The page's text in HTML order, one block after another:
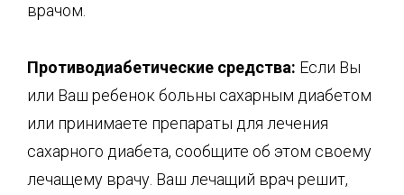
врачом.
Противодиабетические средства: Если Вы
или Ваш ребенок больны сахарным диабетом
или принимаете препараты для лечения
сахарного диабета, сообщите об этом своему
лечащему врачу. Ваш лечащий врач решит,